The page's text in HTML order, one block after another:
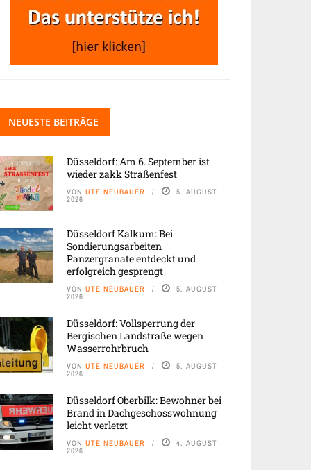
NEUESTE BEITRÄGE
Düsseldorf: Am 6. September ist
wieder zakk Straßenfest
VON UTE NEUBAUER 5. AUGUST
2026
Düsseldorf Kalkum: Bei
Sondierungsarbeiten
Panzergranate entdeckt und
erfolgreich gesprengt
VON UTE NEUBAUER 5. AUGUST
2026
Düsseldorf: Vollsperrung der
Bergischen Landstraße wegen
Wasserrohrbruch
VON UTE NEUBAUER 5. AUGUST
2026
Düsseldorf Oberbilk: Bewohner bei
Brand in Dachgeschosswohnung
leicht verletzt
VON UTE NEUBAUER 4. AUGUST
2026